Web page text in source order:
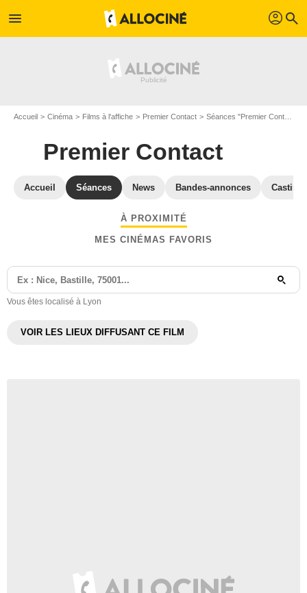
menu profil search
Accueil Cinéma Films à l'affiche Premier Contact Séances "Premier Contact" Rhône
Premier Contact
Accueil Séances News Bandes-annonces Casting
À PROXIMITÉ
MES CINÉMAS FAVORIS
Vous êtes localisé à Lyon
VOIR LES LIEUX DIFFUSANT CE FILM